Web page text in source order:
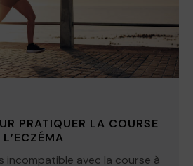
PRATIQUER LA COURSE
incompatible avec la course à